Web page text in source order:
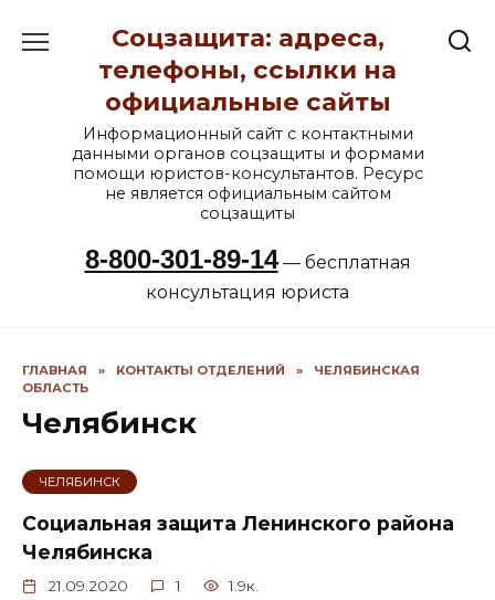
содержанию
Соцзащита: адреса,
телефоны, ссылки на
официальные сайты
Информационный сайт с контактными
данными органов соцзащиты и формами
помощи юристов-консультантов. Ресурс
не является официальным сайтом
соцзащиты
8-800-301-89-14— бесплатная
консультация юриста
ГЛАВНАЯ » КОНТАКТЫ ОТДЕЛЕНИЙ »
ЧЕЛЯБИНСКАЯ
ОБЛАСТЬ
Челябинск
ЧЕЛЯБИНСК
Социальная защита Ленинского района
Челябинска
21.09.2020 1 1.9к.